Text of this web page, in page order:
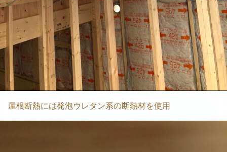
屋根断熱には発泡ウレタン系の断熱材を使用